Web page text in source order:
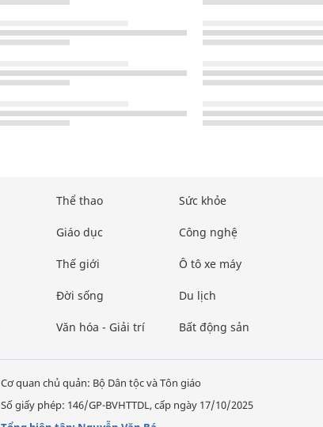
Thể thao
Giáo dục
Thế giới
Đời sống
Văn hóa - Giải trí
Sức khỏe
Công nghệ
Ô tô xe máy
Du lịch
Bất động sản
Cơ quan chủ quản: Bộ Dân tộc và Tôn giáo
Số giấy phép: 146/GP-BVHTTDL, cấp ngày 17/10/2025